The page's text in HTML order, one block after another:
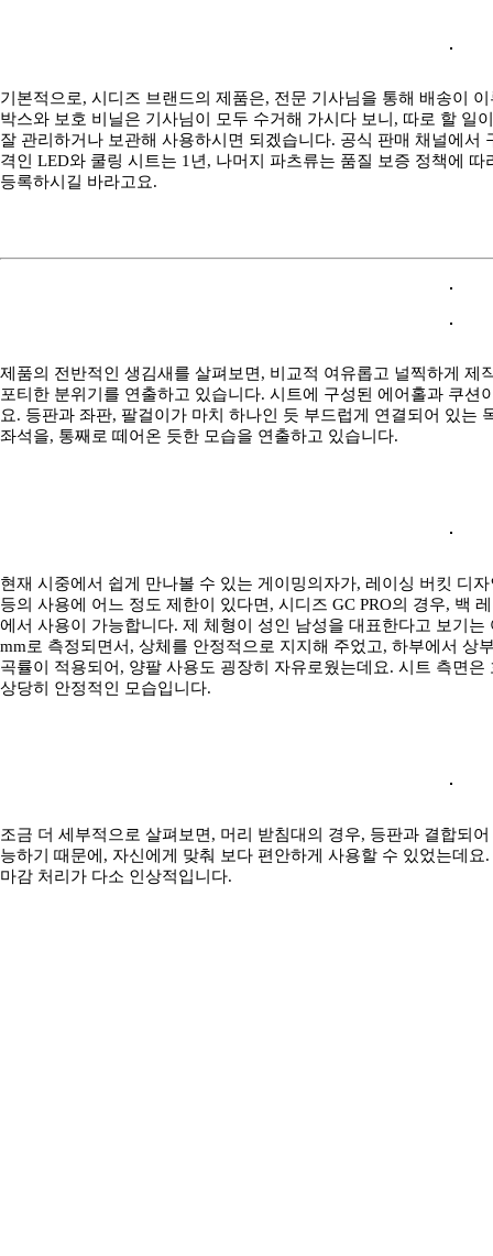
기본적으로, 시디즈 브랜드의 제품은, 전문 기사님을 통해 배송이
박스와 보호 비닐은 기사님이 모두 수거해 가시다 보니, 따로 할 일
잘 관리하거나 보관해 사용하시면 되겠습니다. 공식 판매 채널에
격인 LED와 쿨링 시트는 1년, 나머지 파츠류는 품질 보증 정책에
등록하시길 바라고요.
제품의 전반적인 생김새를 살펴보면, 비교적 여유롭고 널찍하게
포티한 분위기를 연출하고 있습니다. 시트에 구성된 에어홀과 쿠
요. 등판과 좌판, 팔걸이가 마치 하나인 듯 부드럽게 연결되어 있는
좌석을, 통째로 떼어온 듯한 모습을 연출하고 있습니다.
현재 시중에서 쉽게 만나볼 수 있는 게이밍의자가, 레이싱 버킷 디
등의 사용에 어느 정도 제한이 있다면, 시디즈 GC PRO의 경우, 백
에서 사용이 가능합니다. 제 체형이 성인 남성을 대표한다고 보기
mm로 측정되면서, 상체를 안정적으로 지지해 주었고, 하부에서 상
곡률이 적용되어, 양팔 사용도 굉장히 자유로웠는데요. 시트 측면
상당히 안정적인 모습입니다.
조금 더 세부적으로 살펴보면, 머리 받침대의 경우, 등판과 결합되
능하기 때문에, 자신에게 맞춰 보다 편안하게 사용할 수 있었는데
마감 처리가 다소 인상적입니다.